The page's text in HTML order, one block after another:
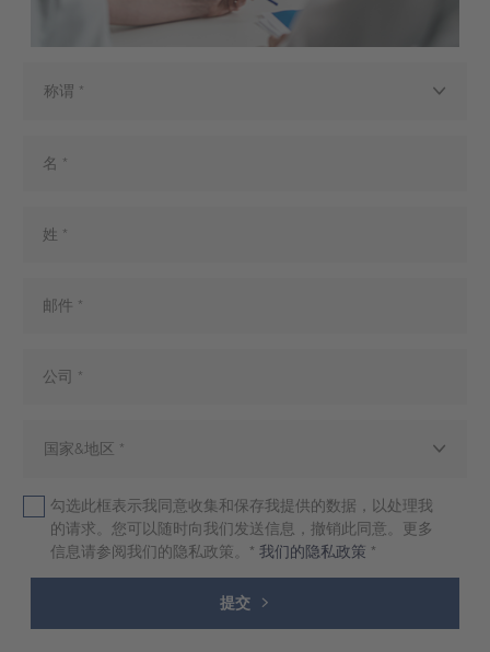
勾选此框表示我同意收集和保存我提供的数据，以处理我
的请求。您可以随时向我们发送信息，撤销此同意。更多
信息请参阅我们的隐私政策。* 我们的隐私政策 *
提交